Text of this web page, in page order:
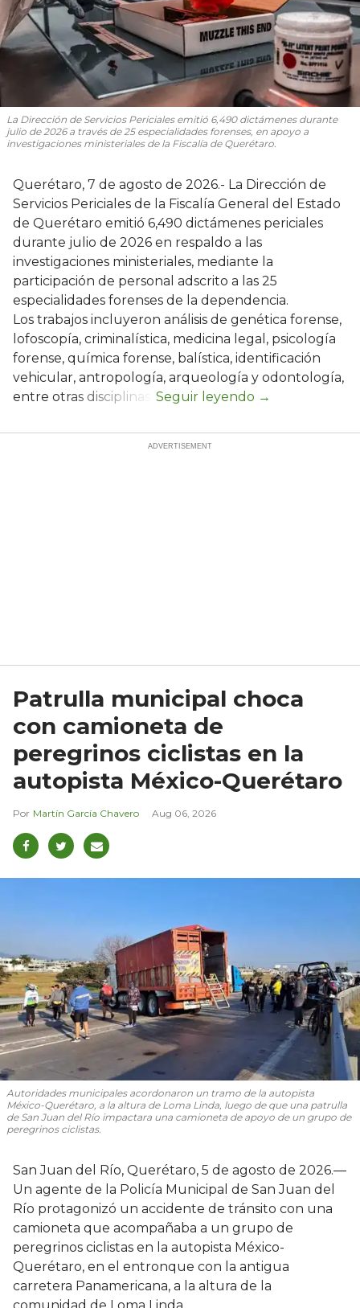
La Dirección de Servicios Periciales emitió 6,490 dictámenes durante
julio de 2026 a través de 25 especialidades forenses, en apoyo a
investigaciones ministeriales de la Fiscalía de Querétaro.
Querétaro, 7 de agosto de 2026.- La Dirección de
Servicios Periciales de la Fiscalía General del Estado
de Querétaro emitió 6,490 dictámenes periciales
durante julio de 2026 en respaldo a las
investigaciones ministeriales, mediante la
participación de personal adscrito a las 25
especialidades forenses de la dependencia.
Los trabajos incluyeron análisis de genética forense,
lofoscopía, criminalística, medicina legal, psicología
forense, química forense, balística, identificación
vehicular, antropología, arqueología y odontología,
entre otras disciplinas.
Patrulla municipal choca
con camioneta de
peregrinos ciclistas en la
autopista México-Querétaro
Martín García Chavero Aug 06, 2026
Autoridades municipales acordonaron un tramo de la autopista
México-Querétaro, a la altura de Loma Linda, luego de que una patrulla
de San Juan del Río impactara una camioneta de apoyo de un grupo de
peregrinos ciclistas.
San Juan del Río, Querétaro, 5 de agosto de 2026.—
Un agente de la Policía Municipal de San Juan del
Río protagonizó un accidente de tránsito con una
camioneta que acompañaba a un grupo de
peregrinos ciclistas en la autopista México-
Querétaro, en el entronque con la antigua
carretera Panamericana, a la altura de la